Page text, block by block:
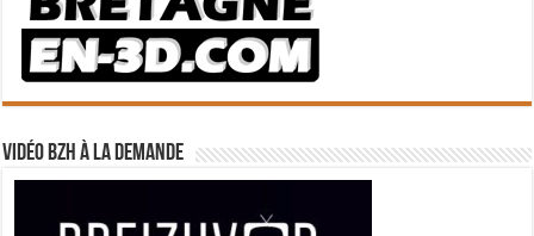
Vidéo BZH à la demande